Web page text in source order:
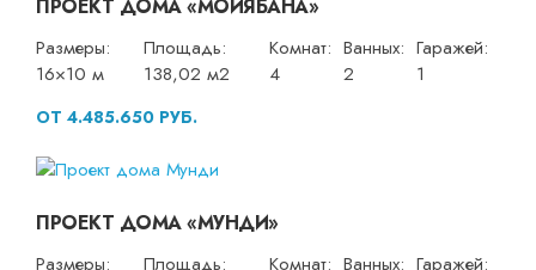
ПРОЕКТ ДОМА «МОЙЯБАНА»
Размеры:
16×10 м
Площадь:
138,02 м2
Комнат:
4
Ванных:
2
Гаражей:
1
ОТ 4.485.650 РУБ.
ПРОЕКТ ДОМА «МУНДИ»
Размеры:
Площадь:
Комнат: Ванных: Гаражей: